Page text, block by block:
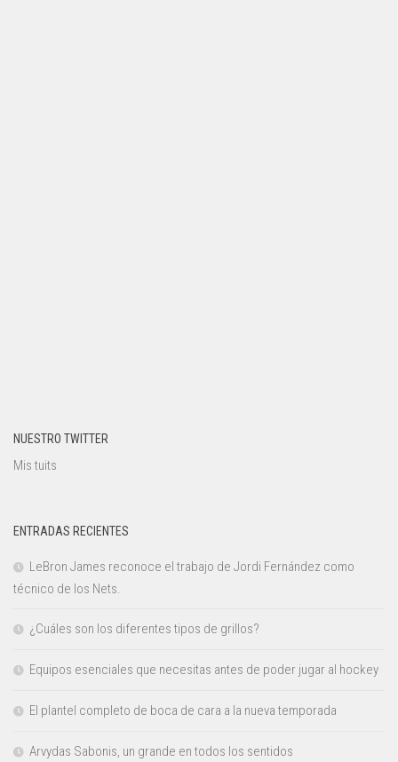
NUESTRO TWITTER
Mis tuits
ENTRADAS RECIENTES
LeBron James reconoce el trabajo de Jordi Fernández como
técnico de los Nets.
¿Cuáles son los diferentes tipos de grillos?
Equipos esenciales que necesitas antes de poder jugar al hockey
El plantel completo de boca de cara a la nueva temporada
Arvydas Sabonis, un grande en todos los sentidos